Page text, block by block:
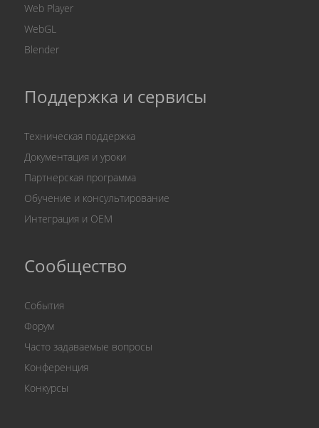
Web Player
WebGL
Blender
Поддержка и сервисы
Техническая поддержка
Документация и уроки
Партнерская программа
Обучение и консультирование
Интеграция и OEM
Сообщество
События
Форум
Часто задаваемые вопросы
Конференция
Конкурсы